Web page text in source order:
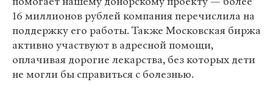
16 миллионов рублей компания перечислила на
поддержку его работы. Также Московская биржа
активно участвуют в адресной помощи,
оплачивая дорогие лекарства, без которых дети
не могли бы справиться с болезнью.